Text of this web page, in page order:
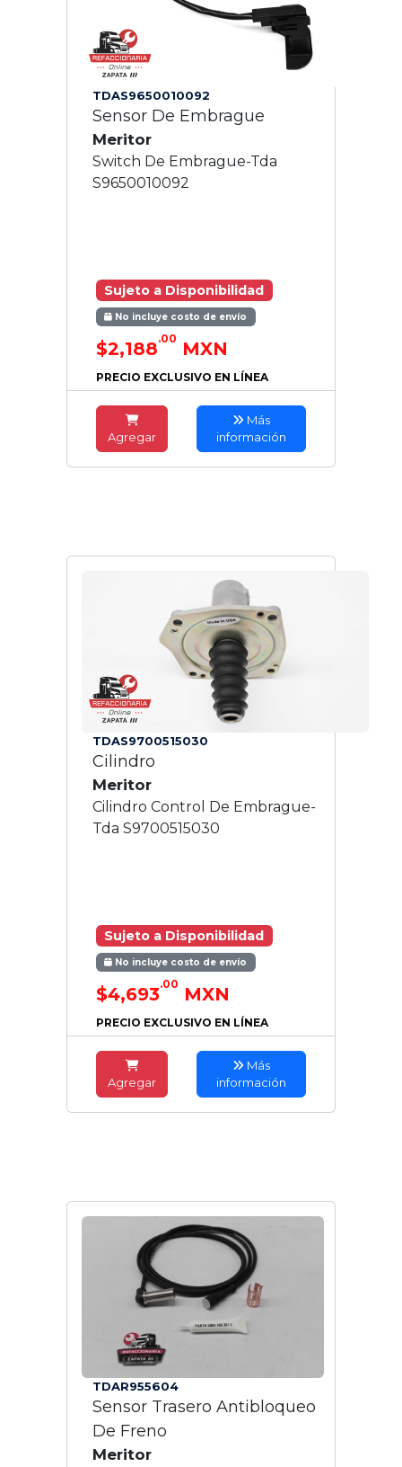
TDAS9650010092
Sensor De Embrague
Meritor
Switch De Embrague-Tda
S9650010092
Sujeto a Disponibilidad
No incluye costo de envío
$2,188.00 MXN
PRECIO EXCLUSIVO EN LÍNEA
Agregar
Más
información
TDAS9700515030
Cilindro
Meritor
Cilindro Control De Embrague-
Tda S9700515030
Sujeto a Disponibilidad
No incluye costo de envío
$4,693.00 MXN
PRECIO EXCLUSIVO EN LÍNEA
Agregar
Más
información
TDAR955604
Sensor Trasero Antibloqueo
De Freno
Meritor